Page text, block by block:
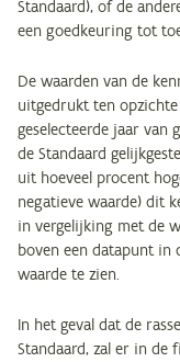
Standaard), of de
een goedkeuring tot
De waarden van de
uitgedrukt ten opzichte
geselecteerde jaar van
de Standaard
uit hoeveel procent
negatieve waarde) dit
in vergelijking met de
boven een datapunt in
waarde te zien.
In het geval dat de
Standaard, zal er in de